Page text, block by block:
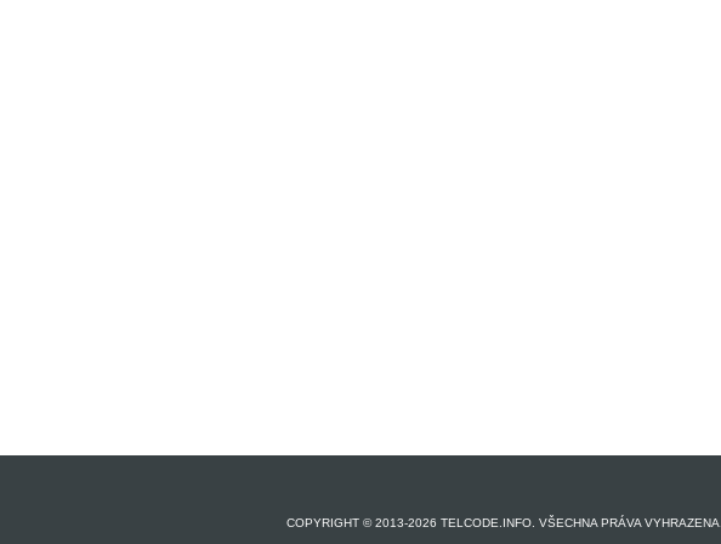
COPYRIGHT © 2013-2026 TELCODE.INFO. VŠECHNA PRÁVA VYHRAZENA.